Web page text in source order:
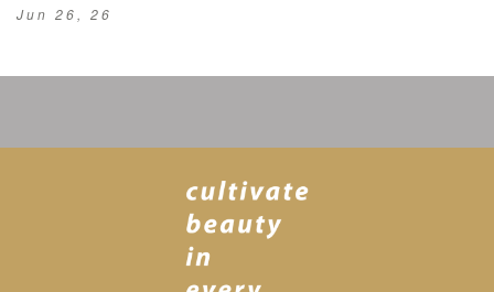
Jun 26, 26